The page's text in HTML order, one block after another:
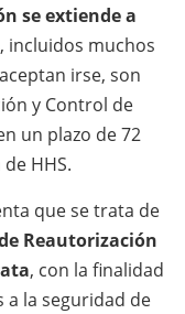
se extiende a
, incluidos muchos
irse, son
y Control de
un plazo de 72
HHS.
que se trata de
Reautorización
, con la finalidad
a la seguridad de